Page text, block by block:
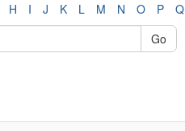
H I J K L M N O P Q
Go